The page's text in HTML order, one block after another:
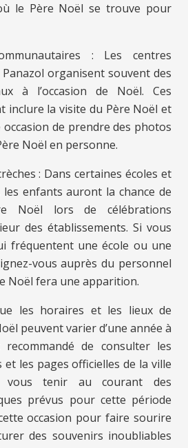
le Père Noël se trouve pour
: Les centres
organisent souvent des
à l’occasion de Noël. Ces
inclure la visite du Père Noël et
de prendre des photos
Noël en personne.
: Dans certaines écoles et
les enfants auront la chance de
Noël lors de célébrations
des établissements. Si vous
fréquentent une école ou une
vous auprès du personnel
Noël fera une apparition.
les horaires et les lieux de
peuvent varier d’une année à
de consulter les
les pages officielles de la ville
vous tenir au courant des
prévus pour cette période
occasion pour faire sourire
des souvenirs inoubliables